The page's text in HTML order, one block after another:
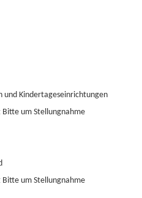
und Kindertageseinrichtungen
Bitte um Stellungnahme
Bitte um Stellungnahme